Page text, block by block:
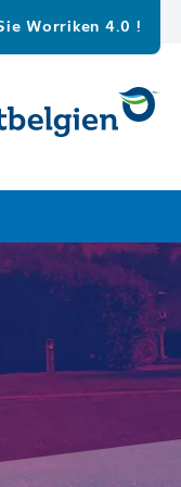
Worriken 4.0 !